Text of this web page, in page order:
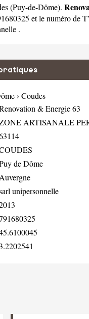
(Puy-de-Dôme).
et le numéro de
.
› Coudes
& Energie 63
ARTISANALE
de Dôme
Auvergne
unipersonnelle